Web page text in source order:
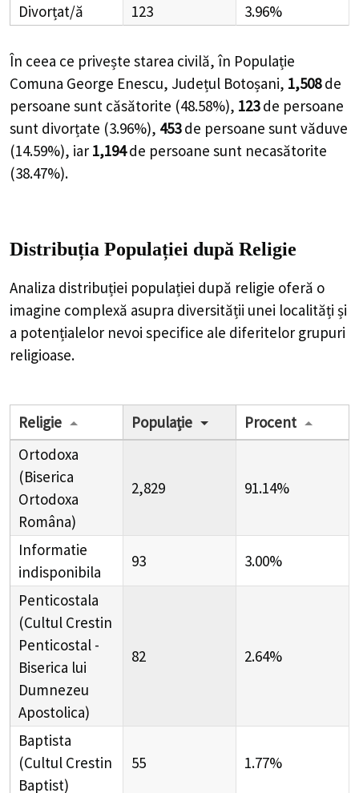
Divorțat/ă
123 3.96%
În ceea ce privește starea civilă, în Populație
Comuna George Enescu, Județul Botoșani, 1,508 de
persoane sunt căsătorite (48.58%), 123 de persoane
sunt divorțate (3.96%), 453 de persoane sunt văduve
(14.59%), iar 1,194 de persoane sunt necasătorite
(38.47%).
Distribuția Populației după Religie
Analiza distribuției populației după religie oferă o
imagine complexă asupra diversității unei localități și
a potențialelor nevoi specifice ale diferitelor grupuri
religioase.
Religie Populație
Procent
Ortodoxa
(Biserica
Ortodoxa
Româna)
2,829 91.14%
Informatie
indisponibila
93 3.00%
Penticostala
(Cultul Crestin
Penticostal -
Biserica lui
Dumnezeu
Apostolica)
82 2.64%
Baptista
(Cultul Crestin
Baptist)
55 1.77%